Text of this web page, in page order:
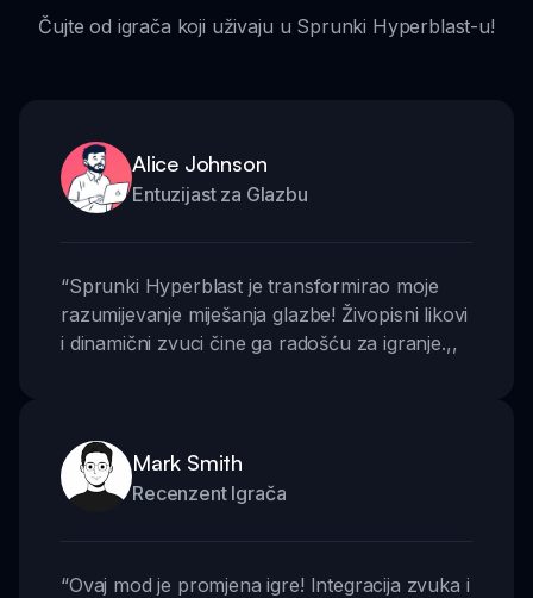
Čujte od igrača koji uživaju u Sprunki Hyperblast-u!
Alice Johnson
Entuzijast za Glazbu
“Sprunki Hyperblast je transformirao moje
razumijevanje miješanja glazbe! Živopisni likovi
i dinamični zvuci čine ga radošću za igranje.,,
Mark Smith
Recenzent Igrača
“Ovaj mod je promjena igre! Integracija zvuka i